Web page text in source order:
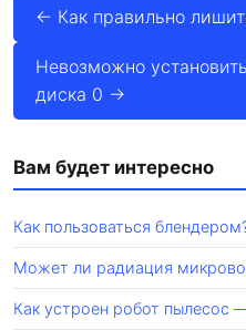
← Как правильно
Невозможно
диска 0 →
Вам будет интересно
Как пользоваться
Может ли радиация
Как устроен робот пылесос